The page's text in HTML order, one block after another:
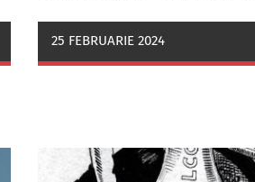
25 FEBRUARIE 2024